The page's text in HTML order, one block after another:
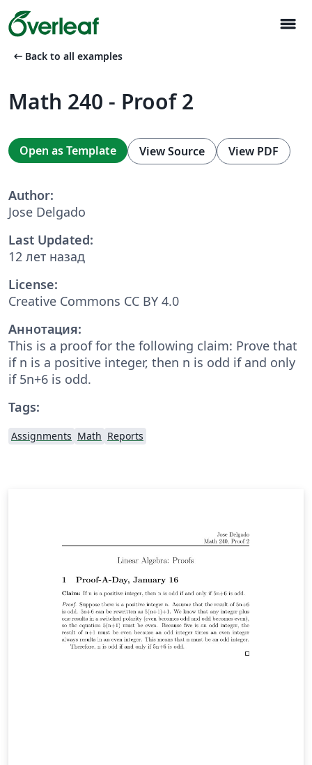
menu
arrow_left_alt Back to all examples
Math 240 - Proof 2
Open as Template View Source View PDF
Author:
Jose Delgado
Last Updated:
12 лет назад
License:
Creative Commons CC BY 4.0
Аннотация:
This is a proof for the following claim: Prove that
if n is a positive integer, then n is odd if and only
if 5n+6 is odd.
Tags:
Assignments Math Reports